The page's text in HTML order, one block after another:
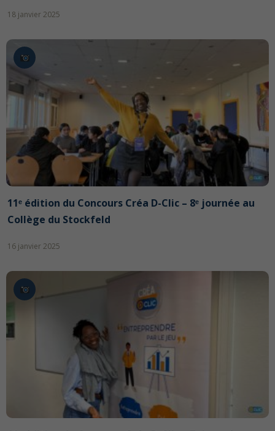
18 janvier 2025
11ᵉ édition du Concours Créa D-Clic – 8ᵉ journée au
Collège du Stockfeld
16 janvier 2025